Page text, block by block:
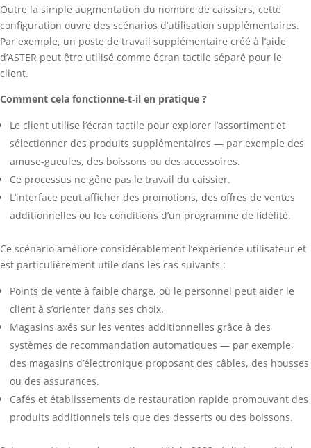
Outre la simple augmentation du nombre de caissiers, cette
configuration ouvre des scénarios d’utilisation supplémentaires.
Par exemple, un poste de travail supplémentaire créé à l’aide
d’ASTER peut être utilisé comme écran tactile séparé pour le
client.
Comment cela fonctionne‑t‑il en pratique ?
Le client utilise l’écran tactile pour explorer l’assortiment et
sélectionner des produits supplémentaires — par exemple des
amuse‑gueules, des boissons ou des accessoires.
Ce processus ne gêne pas le travail du caissier.
L’interface peut afficher des promotions, des offres de ventes
additionnelles ou les conditions d’un programme de fidélité.
Ce scénario améliore considérablement l’expérience utilisateur et
est particulièrement utile dans les cas suivants :
Points de vente à faible charge, où le personnel peut aider le
client à s’orienter dans ses choix.
Magasins axés sur les ventes additionnelles grâce à des
systèmes de recommandation automatiques — par exemple,
des magasins d’électronique proposant des câbles, des housses
ou des assurances.
Cafés et établissements de restauration rapide promouvant des
produits additionnels tels que des desserts ou des boissons.